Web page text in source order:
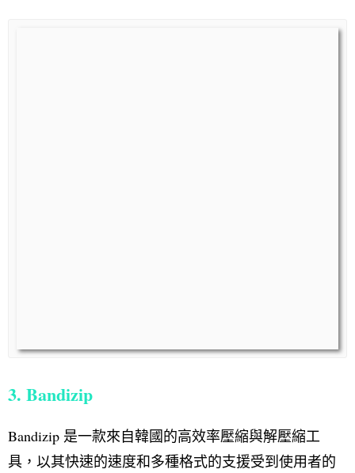
3. Bandizip
Bandizip 是一款來自韓國的高效率壓縮與解壓縮工
具，以其快速的速度和多種格式的支援受到使用者的